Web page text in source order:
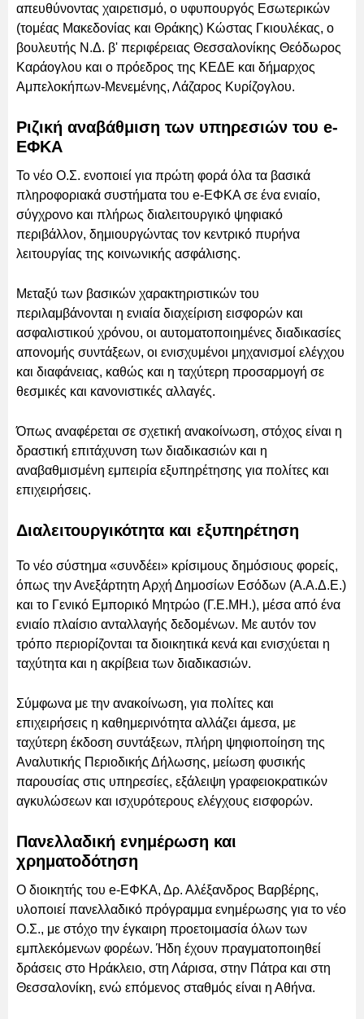
απευθύνοντας χαιρετισμό, ο υφυπουργός Εσωτερικών
(τομέας Μακεδονίας και Θράκης) Κώστας Γκιουλέκας, ο
βουλευτής Ν.Δ. β' περιφέρειας Θεσσαλονίκης Θεόδωρος
Καράογλου και ο πρόεδρος της ΚΕΔΕ και δήμαρχος
Αμπελοκήπων-Μενεμένης, Λάζαρος Κυρίζογλου.
Ριζική αναβάθμιση των υπηρεσιών του e-
ΕΦΚΑ
Το νέο Ο.Σ. ενοποιεί για πρώτη φορά όλα τα βασικά
πληροφοριακά συστήματα του e-ΕΦΚΑ σε ένα ενιαίο,
σύγχρονο και πλήρως διαλειτουργικό ψηφιακό
περιβάλλον, δημιουργώντας τον κεντρικό πυρήνα
λειτουργίας της κοινωνικής ασφάλισης.
Μεταξύ των βασικών χαρακτηριστικών του
περιλαμβάνονται η ενιαία διαχείριση εισφορών και
ασφαλιστικού χρόνου, οι αυτοματοποιημένες διαδικασίες
απονομής συντάξεων, οι ενισχυμένοι μηχανισμοί ελέγχου
και διαφάνειας, καθώς και η ταχύτερη προσαρμογή σε
θεσμικές και κανονιστικές αλλαγές.
Όπως αναφέρεται σε σχετική ανακοίνωση, στόχος είναι η
δραστική επιτάχυνση των διαδικασιών και η
αναβαθμισμένη εμπειρία εξυπηρέτησης για πολίτες και
επιχειρήσεις.
Διαλειτουργικότητα και εξυπηρέτηση
Το νέο σύστημα «συνδέει» κρίσιμους δημόσιους φορείς,
όπως την Ανεξάρτητη Αρχή Δημοσίων Εσόδων (Α.Α.Δ.Ε.)
και το Γενικό Εμπορικό Μητρώο (Γ.Ε.ΜΗ.), μέσα από ένα
ενιαίο πλαίσιο ανταλλαγής δεδομένων. Με αυτόν τον
τρόπο περιορίζονται τα διοικητικά κενά και ενισχύεται η
ταχύτητα και η ακρίβεια των διαδικασιών.
Σύμφωνα με την ανακοίνωση, για πολίτες και
επιχειρήσεις η καθημερινότητα αλλάζει άμεσα, με
ταχύτερη έκδοση συντάξεων, πλήρη ψηφιοποίηση της
Αναλυτικής Περιοδικής Δήλωσης, μείωση φυσικής
παρουσίας στις υπηρεσίες, εξάλειψη γραφειοκρατικών
αγκυλώσεων και ισχυρότερους ελέγχους εισφορών.
Πανελλαδική ενημέρωση και
χρηματοδότηση
Ο διοικητής του e-ΕΦΚΑ, Δρ. Αλέξανδρος Βαρβέρης,
υλοποιεί πανελλαδικό πρόγραμμα ενημέρωσης για το νέο
Ο.Σ., με στόχο την έγκαιρη προετοιμασία όλων των
εμπλεκόμενων φορέων. Ήδη έχουν πραγματοποιηθεί
δράσεις στο Ηράκλειο, στη Λάρισα, στην Πάτρα και στη
Θεσσαλονίκη, ενώ επόμενος σταθμός είναι η Αθήνα.